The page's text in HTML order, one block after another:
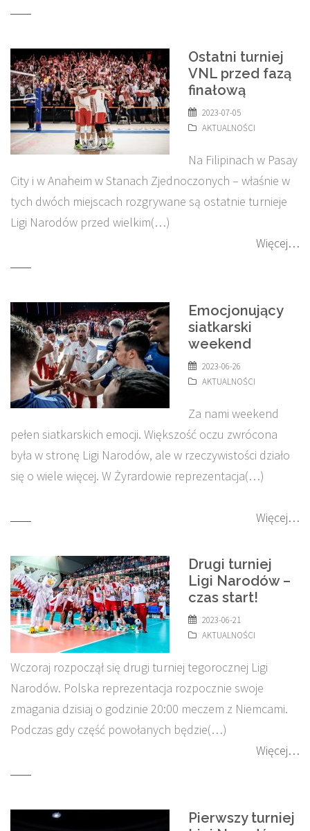
Ostatni turniej
VNL przed fazą
finałową
2023-07-05
AKTUALNOŚCI
Na Filipinach w Pasay
City i w Anaheim w Stanach Zjednoczonych – właśnie w
tych dwóch miejscach rozgrywane są ostatnie turnieje
Ligi Narodów przed wielkim(…)
Więcej…
Emocjonujący
siatkarski
weekend
2023-06-26
AKTUALNOŚCI
Za nami weekend
pełen siatkarskich emocji. Większość oczu zwrócona
była w stronę Ligi Narodów, ale w rzeczywistości działo
się o wiele więcej. W Żyrardowie reprezentacja(…)
Więcej…
Drugi turniej
Ligi Narodów –
czas start!
2023-06-21
AKTUALNOŚCI
Wczoraj rozpoczął się drugi turniej tegorocznej Ligi
Narodów. Polska reprezentacja rozpocznie swoje
zmagania dzisiaj o godzinie 20:00 meczem z Niemcami.
Podczas gdy część powołanych będzie(…)
Więcej…
Pierwszy turniej